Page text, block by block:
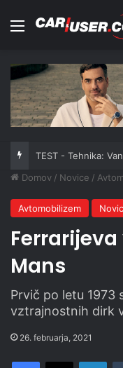
Meni
TEST - Tehnika:
Domov / Novice /
Avtomobilizem
Mans
Prvič po letu 1973
vztrajnostnih dirk
26. februarja, 2021
Facebook
X